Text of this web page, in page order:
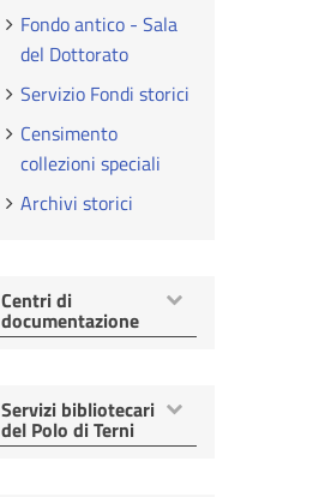
Fondo antico - Sala
del Dottorato
Servizio Fondi storici
Censimento
collezioni speciali
Archivi storici
Mostra
voci
Centri di
documentazione
Mostra
voci
Servizi bibliotecari
del Polo di Terni